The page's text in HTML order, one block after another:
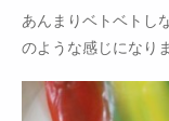
あんまりベトベトし
のような感じになり